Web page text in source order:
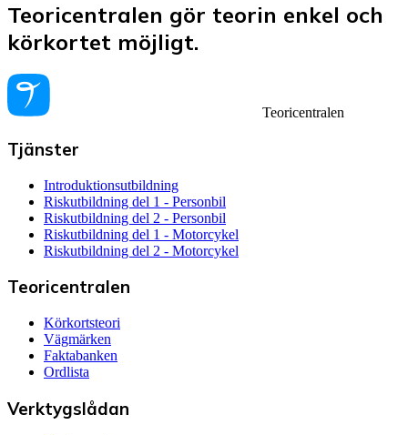
Teoricentralen gör teorin enkel och
körkortet möjligt.
Teoricentralen
Tjänster
Introduktionsutbildning
Riskutbildning del 1 - Personbil
Riskutbildning del 2 - Personbil
Riskutbildning del 1 - Motorcykel
Riskutbildning del 2 - Motorcykel
Teoricentralen
Körkortsteori
Vägmärken
Faktabanken
Ordlista
Verktygslådan